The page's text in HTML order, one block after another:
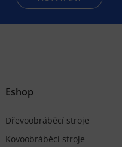
Eshop
Dřevoobráběcí stroje
Kovoobráběcí stroje